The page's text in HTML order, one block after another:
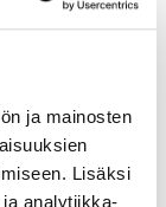
ja mainosten
Lisäksi
analytiikka-